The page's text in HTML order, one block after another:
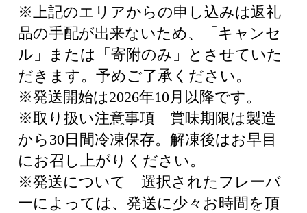
※上記のエリアからの申し込みは返礼
品の手配が出来ないため、「キャンセ
ル」または「寄附のみ」とさせていた
だきます。予めご了承ください。
※発送開始は2026年10月以降です。
※取り扱い注意事項 賞味期限は製造
から30日間冷凍保存。解凍後はお早目
にお召し上がりください。
※発送について 選択されたフレーバ
ーによっては、発送に少々お時間を頂